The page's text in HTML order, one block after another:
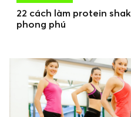
22 cách làm protein
phong phú